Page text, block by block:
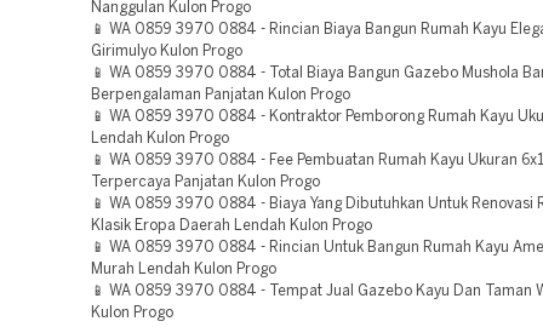
Nanggulan Kulon Progo
📱 WA 0859 3970 0884 - Rincian Biaya Bangun Rumah Kayu
Girimulyo Kulon Progo
📱 WA 0859 3970 0884 - Total Biaya Bangun Gazebo Mushola
Berpengalaman Panjatan Kulon Progo
📱 WA 0859 3970 0884 - Kontraktor Pemborong Rumah Kayu
Lendah Kulon Progo
📱 WA 0859 3970 0884 - Fee Pembuatan Rumah Kayu Ukuran
Terpercaya Panjatan Kulon Progo
📱 WA 0859 3970 0884 - Biaya Yang Dibutuhkan Untuk Renovasi
Klasik Eropa Daerah Lendah Kulon Progo
📱 WA 0859 3970 0884 - Rincian Untuk Bangun Rumah Kayu
Murah Lendah Kulon Progo
📱 WA 0859 3970 0884 - Tempat Jual Gazebo Kayu Dan Taman
Kulon Progo